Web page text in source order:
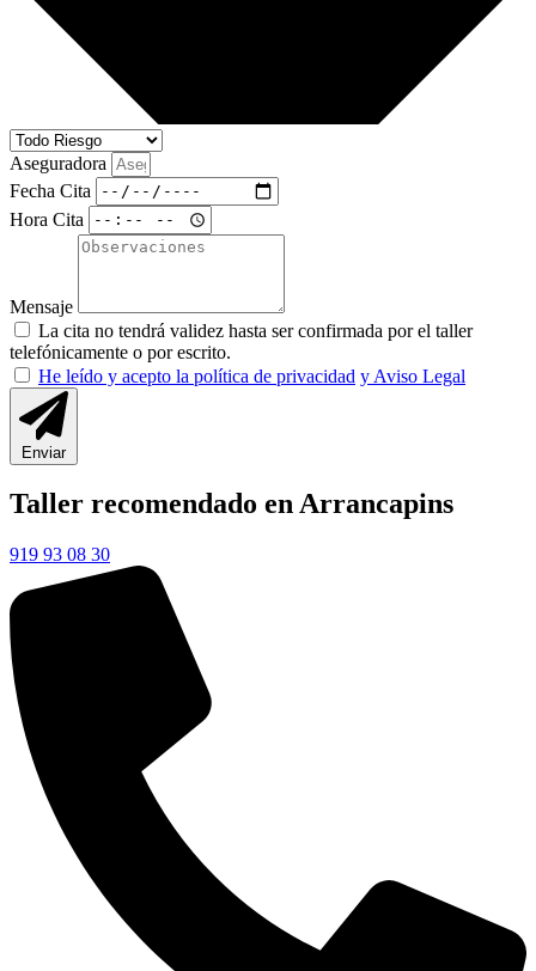
Aseguradora
Fecha Cita
Hora Cita
Mensaje
La cita no tendrá validez hasta ser confirmada por el taller
telefónicamente o por escrito.
He leído y acepto la política de privacidad y Aviso Legal
Enviar
Taller recomendado en Arrancapins
919 93 08 30